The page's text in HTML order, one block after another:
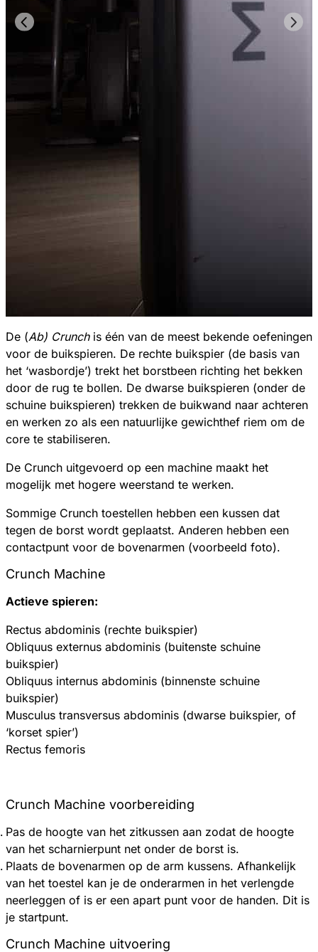
De (Ab) Crunchis één van de meest bekende oefeningen
voor de buikspieren. De rechte buikspier (de basis van
het ‘wasbordje’) trekt het borstbeen richting het bekken
door de rug te bollen. De dwarse buikspieren (onder de
schuine buikspieren) trekken de buikwand naar achteren
en werken zo als een natuurlijke gewichthef riem om de
core te stabiliseren.
De Crunch uitgevoerd op een machine maakt het
mogelijk met hogere weerstand te werken.
Sommige Crunch toestellen hebben een kussen dat
tegen de borst wordt geplaatst. Anderen hebben een
contactpunt voor de bovenarmen (voorbeeld foto).
Crunch Machine
Actieve spieren:
Rectus abdominis (rechte buikspier)
Obliquus externus abdominis (buitenste schuine
buikspier)
Obliquus internus abdominis (binnenste schuine
buikspier)
Musculus transversus abdominis (dwarse buikspier, of
‘korset spier’)
Rectus femoris
Crunch Machine voorbereiding
Pas de hoogte van het zitkussen aan zodat de hoogte
van het scharnierpunt net onder de borst is.
Plaats de bovenarmen op de arm kussens. Afhankelijk
van het toestel kan je de onderarmen in het verlengde
neerleggen of is er een apart punt voor de handen. Dit is
je startpunt.
Crunch Machine uitvoering